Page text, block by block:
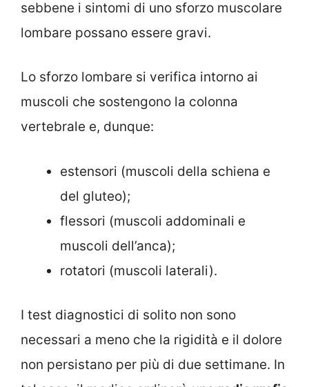
sebbene i sintomi di uno sforzo muscolare
lombare possano essere gravi.
Lo sforzo lombare si verifica intorno ai
muscoli che sostengono la colonna
vertebrale e, dunque:
estensori (muscoli della schiena e
del gluteo);
flessori (muscoli addominali e
muscoli dell’anca);
rotatori (muscoli laterali).
I test diagnostici di solito non sono
necessari a meno che la rigidità e il dolore
non persistano per più di due settimane. In